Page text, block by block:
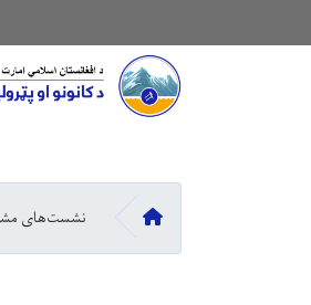
navigation
کورپاڼه نشست‌های